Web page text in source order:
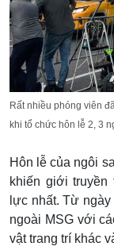
Rất nhiều phóng viên
khi tổ chức hôn lễ 2, 3
Hôn lễ của ngôi
khiến giới truyền
lực nhất. Từ
ngoài MSG với
vật trang trí khác